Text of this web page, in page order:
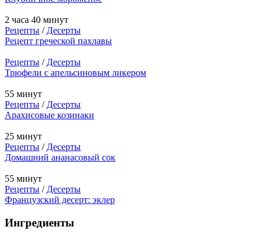
2 часа 40 минут
Рецепты / Десерты
Рецепт греческой пахлавы
Рецепты / Десерты
Трюфели с апельсиновым ликером
55 минут
Рецепты / Десерты
Арахисовые козинаки
25 минут
Рецепты / Десерты
Домашний ананасовый сок
55 минут
Рецепты / Десерты
Французский десерт: эклер
Ингредиенты